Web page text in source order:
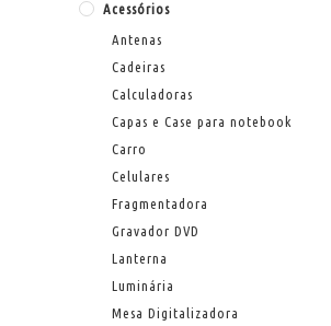
Acessórios
Antenas
Cadeiras
Calculadoras
Capas e Case para notebook
Carro
Celulares
Fragmentadora
Gravador DVD
Lanterna
Luminária
Mesa Digitalizadora